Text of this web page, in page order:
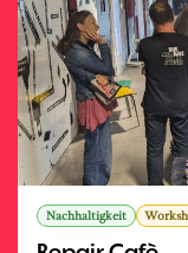
Nachhaltigkeit